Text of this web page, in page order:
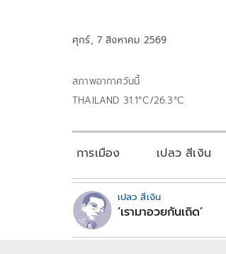
ศุกร์, 7 สิงหาคม 2569
สภาพอากาศวันนี้
THAILAND 31.1°C/26.3°C
การเมือง เปลว สีเงิน
เปลว สีเงิน
‘เรามาอวยกันเถิด’